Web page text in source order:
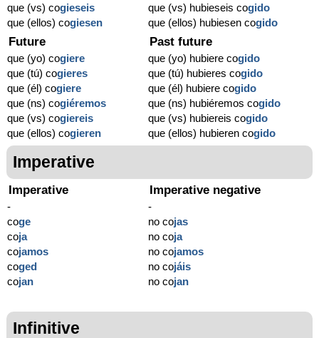
que (vs) cogieseis
que (ellos) cogiesen
que (vs) hubieseis cogido
que (ellos) hubiesen cogido
Future
que (yo) cogiere
que (tú) cogieres
que (él) cogiere
que (ns) cogiéremos
que (vs) cogiereis
que (ellos) cogieren
Past future
que (yo) hubiere cogido
que (tú) hubieres cogido
que (él) hubiere cogido
que (ns) hubiéremos cogido
que (vs) hubiereis cogido
que (ellos) hubieren cogido
Imperative
Imperative
-
coge
coja
cojamos
coged
cojan
Imperative negative
-
no cojas
no coja
no cojamos
no cojáis
no cojan
Infinitive